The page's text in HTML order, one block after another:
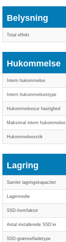
Belysning
Total effekt
Hukommelse
Intern hukommelse
Intern hukommelsestype
Hukommelsesur hastighed
Maksimal intern hukommelse
Hukommelsesstik
Lagring
Samlet lagringskapacitet
Lagermedie
SSD-formfaktor
Antal installerede SSD'er
SSD-grænsefladetype